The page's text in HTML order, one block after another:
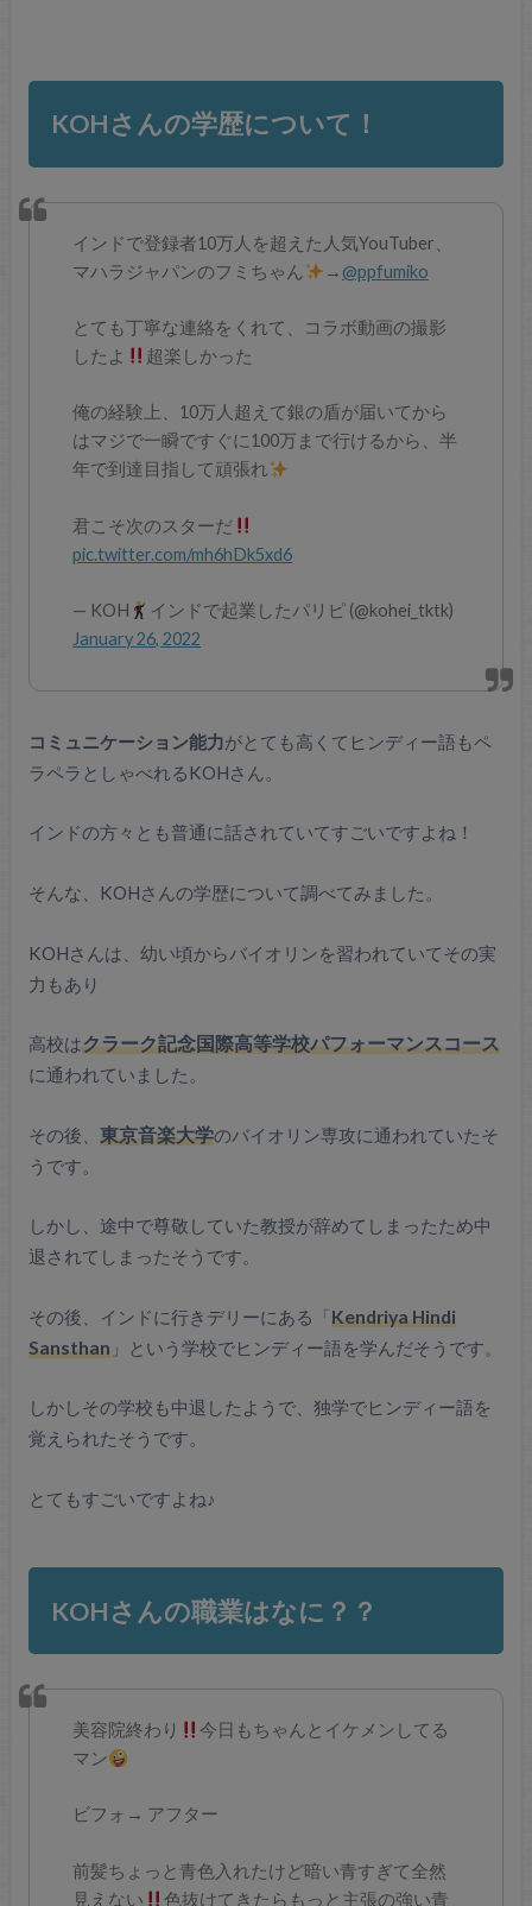
KOHさんの学歴について！
インドで登録者10万人を超えた人気YouTuber、
マハラジャパンのフミちゃん
→ @ppfumiko
とても丁寧な連絡をくれて、コラボ動画の撮影
したよ
超楽しかった
俺の経験上、10万人超えて銀の盾が届いてから
はマジで一瞬ですぐに100万まで行けるから、半
年で到達目指して頑張れ
君こそ次のスターだ
pic.twitter.com/mh6hDk5xd6
— KOH
インドで起業したパリピ (@kohei_tktk)
January 26, 2022
コミュニケーション能力がとても高くてヒンディー語もペ
ラペラとしゃべれるKOHさん。
インドの方々とも普通に話されていてすごいですよね！
そんな、KOHさんの学歴について調べてみました。
KOHさんは、幼い頃からバイオリンを習われていてその実
力もあり
高校はクラーク記念国際高等学校パフォーマンスコース
に通われていました。
その後、 東京音楽大学のバイオリン専攻に通われていたそ
うです。
しかし、途中で尊敬していた教授が辞めてしまったため中
退されてしまったそうです。
その後、インドに行きデリーにある「Kendriya Hindi
Sansthan」という学校でヒンディー語を学んだそうです。
しかしその学校も中退したようで、独学でヒンディー語を
覚えられたそうです。
とてもすごいですよね♪
KOHさんの職業はなに？？
美容院終わり
今日もちゃんとイケメンしてる
マン
ビフォ→ アフター
前髪ちょっと青色入れたけど暗い青すぎて全然
見えない
色抜けてきたらもっと主張の強い青